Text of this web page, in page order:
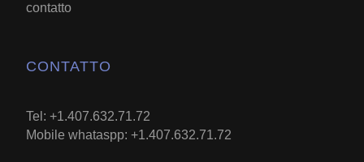
contatto
CONTATTO
Tel: +1.407.632.71.72
Mobile whataspp: +1.407.632.71.72